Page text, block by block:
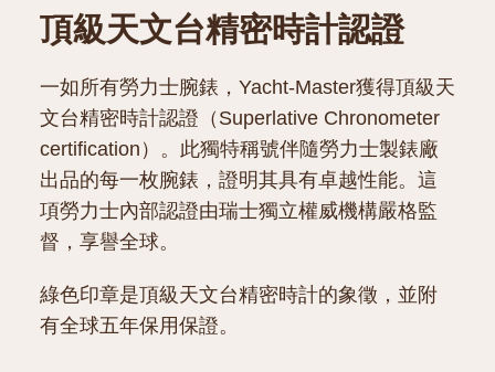
頂級天文台精密時計認證
一如所有勞力士腕錶，Yacht-Master獲得頂級天
文台精密時計認證（Superlative Chronometer
certification）。此獨特稱號伴隨勞力士製錶廠
出品的每一枚腕錶，證明其具有卓越性能。這
項勞力士內部認證由瑞士獨立權威機構嚴格監
督，享譽全球。
綠色印章是頂級天文台精密時計的象徵，並附
有全球五年保用保證。